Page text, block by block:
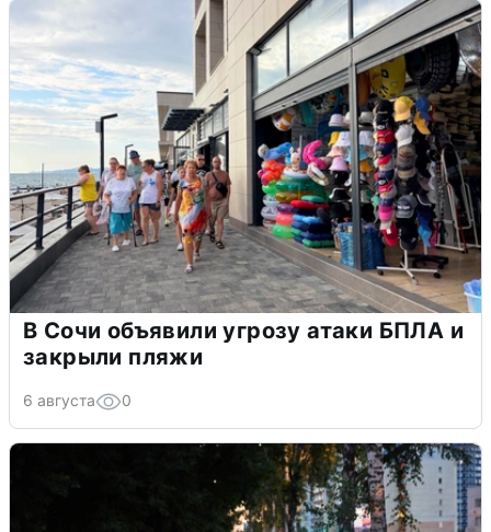
В Сочи объявили угрозу атаки БПЛА и
закрыли пляжи
6 августа 0